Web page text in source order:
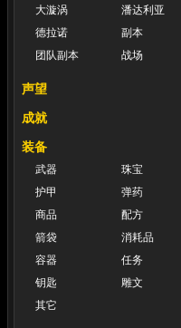
大漩涡
潘达利亚
德拉诺
副本
团队副本
战场
声望
成就
装备
武器
珠宝
护甲
弹药
商品
配方
箭袋
消耗品
容器
任务
钥匙
雕文
其它